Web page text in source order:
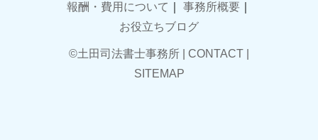
報酬・費用について
事務所概要
お役立ちブログ
©土田司法書士事務所 | CONTACT
SITEMAP